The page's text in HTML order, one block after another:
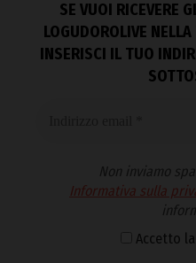
SE VUOI RICEVERE
LOGUDOROLIVE
INSERISCI IL TUO
Non inviamo
Informativa sulla
Accetto la